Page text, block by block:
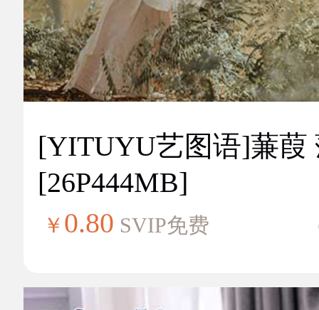
[YITUYU艺图语]蒹葭
[26P444MB]
￥ 0.80 SVIP免费